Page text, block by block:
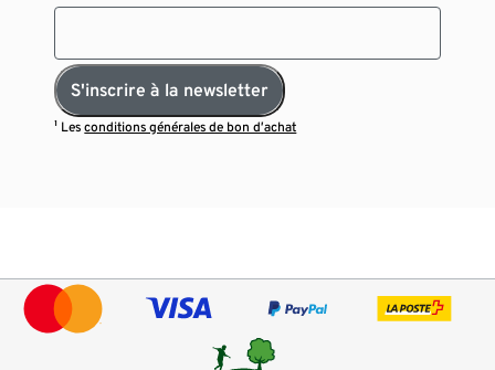
S'inscrire à la newsletter
¹ Lesconditions générales de bon d’achat